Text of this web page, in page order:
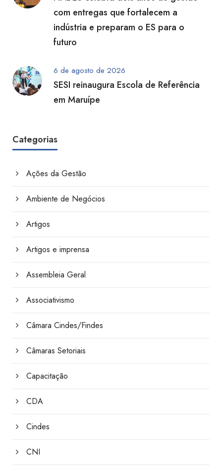
com entregas que fortalecem a
indústria e preparam o ES para o
futuro
6 de agosto de 2026
SESI reinaugura Escola de Referência
em Maruípe
Categorias
Ações da Gestão
Ambiente de Negócios
Artigos
Artigos e imprensa
Assembleia Geral
Associativismo
Câmara Cindes/Findes
Câmaras Setoriais
Capacitação
CDA
Cindes
CNI